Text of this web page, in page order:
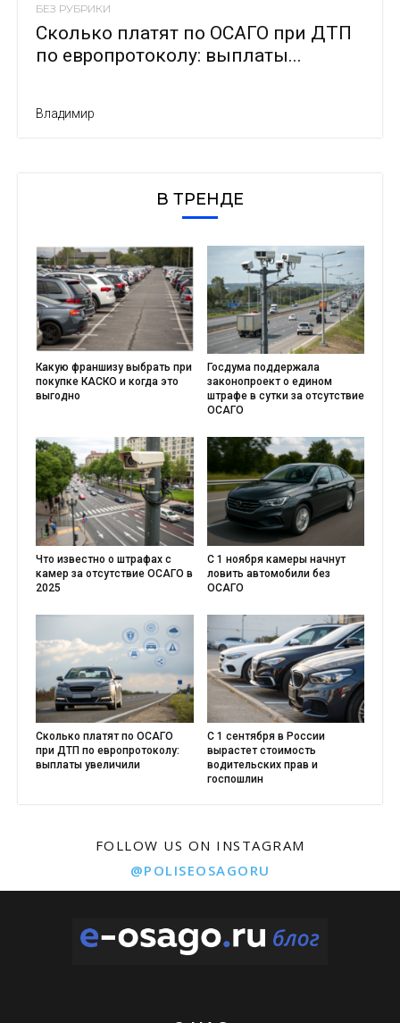
БЕЗ РУБРИКИ
Сколько платят по ОСАГО при ДТП
по европротоколу: выплаты...
Владимир
В ТРЕНДЕ
Какую франшизу выбрать при
покупке КАСКО и когда это
выгодно
Госдума поддержала
законопроект о едином
штрафе в сутки за отсутствие
ОСАГО
Что известно о штрафах с
камер за отсутствие ОСАГО в
2025
С 1 ноября камеры начнут
ловить автомобили без
ОСАГО
Сколько платят по ОСАГО
при ДТП по европротоколу:
выплаты увеличили
С 1 сентября в России
вырастет стоимость
водительских прав и
госпошлин
FOLLOW US ON INSTAGRAM
@POLISEOSAGORU